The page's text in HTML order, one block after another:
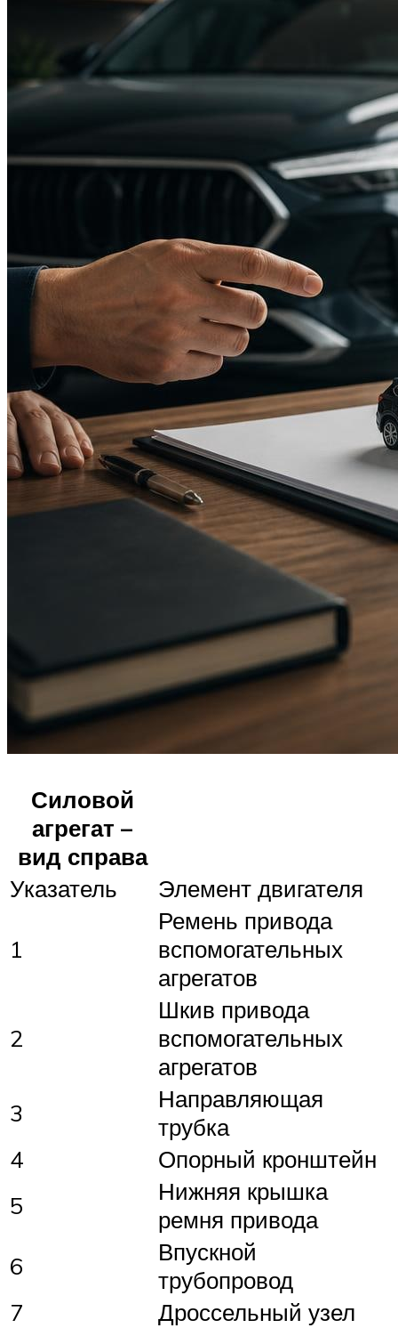
Силовой
агрегат –
вид справа
Указатель
Элемент двигателя
1
Ремень привода
вспомогательных
агрегатов
2
Шкив привода
вспомогательных
агрегатов
3
Направляющая
трубка
4
Опорный кронштейн
5
Нижняя крышка
ремня привода
6
Впускной
трубопровод
7
Дроссельный узел